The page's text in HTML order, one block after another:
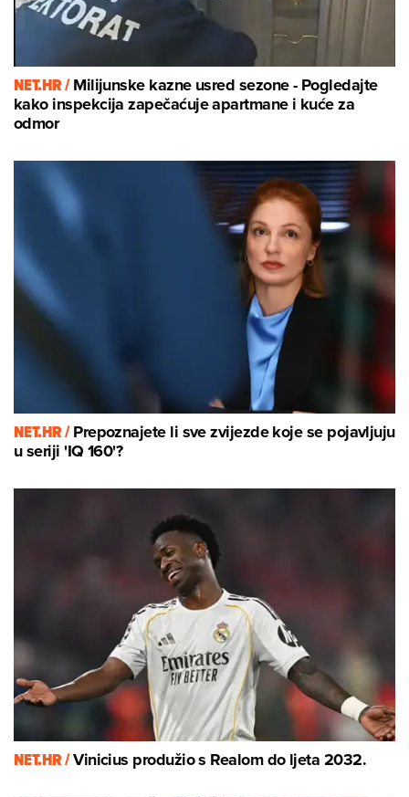
NET.HR /Milijunske kazne usred sezone - Pogledajte
kako inspekcija zapečaćuje apartmane i kuće za
odmor
NET.HR /Prepoznajete li sve zvijezde koje se pojavljuju
u seriji 'IQ 160'?
NET.HR /Vinicius produžio s Realom do ljeta 2032.